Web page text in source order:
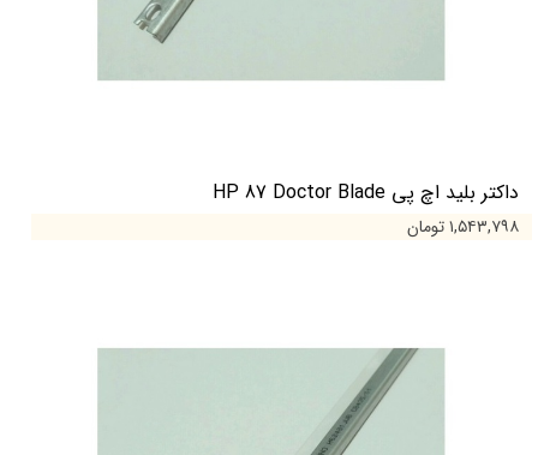
داکتر بلید اچ پی HP 87 Doctor Blade
۱,۵۴۳,۷۹۸ تومان